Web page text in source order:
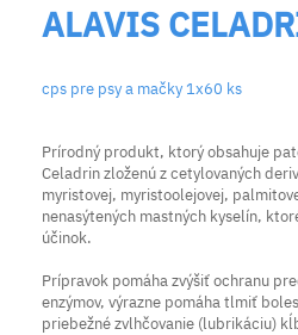
ALAVIS
cps pre psy a mačky 1x60 ks
Prírodný produkt, ktorý obsahuje
Celadrin zloženú z cetylovaných
myristovej, myristoolejovej,
nenasýtených mastných kyselín,
účinok.
Prípravok pomáha zvýšiť ochranu
enzýmov, výrazne pomáha tlmiť
priebežné zvlhčovanie (lubrikáciu)